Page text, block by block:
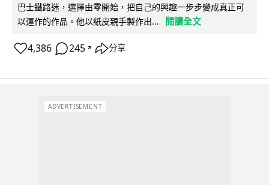
巴士鐵路迷，選擇由零開始，把自己的興趣一步步變成真正可
以運作的作品。他以紙皮親手製作出...
閱讀全文
4,386 245 ↗ 分享
ADVERTISEMENT